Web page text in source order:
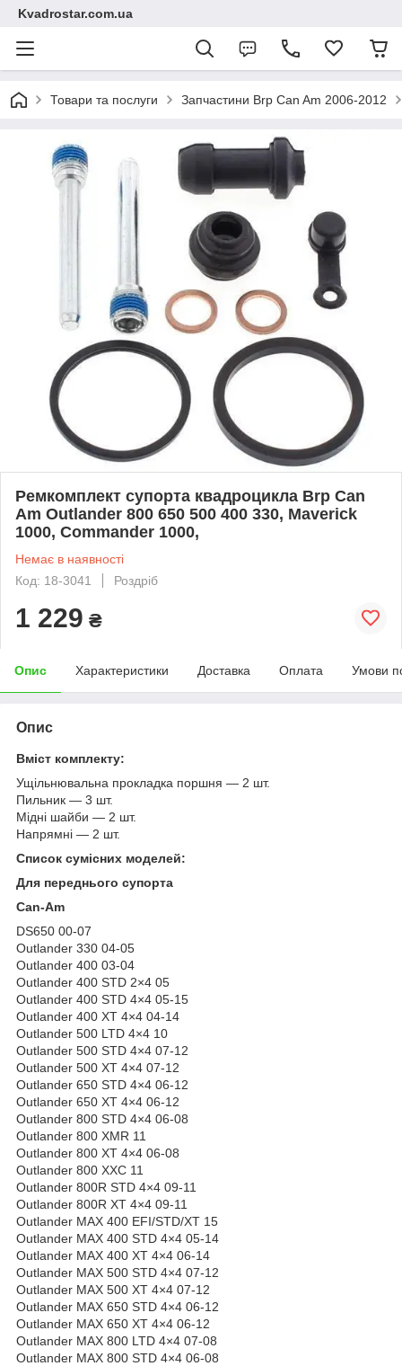
Kvadrostar.com.ua
Товари та послуги Запчастини Brp Can Am 2006-2012
Ремкомплект супорта квадроцикла Brp Can
Am Outlander 800 650 500 400 330, Maverick
1000, Commander 1000,
Немає в наявності
Код: 18-3041
Роздріб
1 229 ₴
Опис Характеристики Доставка Оплата Умови
Опис
Вміст комплекту:
Ущільнювальна прокладка поршня — 2 шт.
Пильник — 3 шт.
Мідні шайби — 2 шт.
Напрямні — 2 шт.
Список сумісних моделей:
Для переднього супорта
Can-Am
DS650 00-07
Outlander 330 04-05
Outlander 400 03-04
Outlander 400 STD 2×4 05
Outlander 400 STD 4×4 05-15
Outlander 400 XT 4×4 04-14
Outlander 500 LTD 4×4 10
Outlander 500 STD 4×4 07-12
Outlander 500 XT 4×4 07-12
Outlander 650 STD 4×4 06-12
Outlander 650 XT 4×4 06-12
Outlander 800 STD 4×4 06-08
Outlander 800 XMR 11
Outlander 800 XT 4×4 06-08
Outlander 800 XXC 11
Outlander 800R STD 4×4 09-11
Outlander 800R XT 4×4 09-11
Outlander MAX 400 EFI/STD/XT 15
Outlander MAX 400 STD 4×4 05-14
Outlander MAX 400 XT 4×4 06-14
Outlander MAX 500 STD 4×4 07-12
Outlander MAX 500 XT 4×4 07-12
Outlander MAX 650 STD 4×4 06-12
Outlander MAX 650 XT 4×4 06-12
Outlander MAX 800 LTD 4×4 07-08
Outlander MAX 800 STD 4×4 06-08